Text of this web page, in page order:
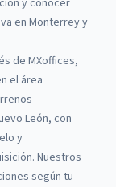
y conocer
en Monterrey y
de MXoffices,
el área
León, con
y
Nuestros
según tu